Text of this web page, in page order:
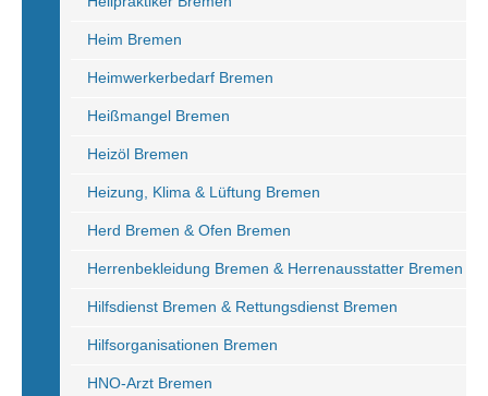
Heim Bremen
Heimwerkerbedarf Bremen
Heißmangel Bremen
Heizöl Bremen
Heizung, Klima & Lüftung Bremen
Herd Bremen & Ofen Bremen
Herrenbekleidung Bremen & Herrenausstatter Bremen
Hilfsdienst Bremen & Rettungsdienst Bremen
Hilfsorganisationen Bremen
HNO-Arzt Bremen